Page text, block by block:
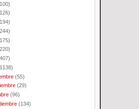
(55)
(29)
(96)
(134)